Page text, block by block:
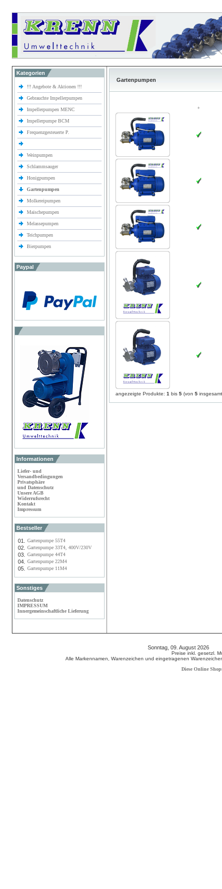
Kategorien
!!! Angebote & Aktionen !!!
Gebrauchte Impellerpumpen
Impellerpumpen MENC
Impellerpumpe BCM
Frequenzgesteuerte P.
Weinpumpen
Schlammsauger
Honigpumpen
Gartenpumpen
Molkereipumpen
Maischepumpen
Melassepumpen
Teichpumpen
Bierpumpen
Paypal
Informationen
Liefer- und
Versandbedingungen
Privatsphäre
und Datenschutz
Unsere AGB
Widerrufsrecht
Kontakt
Impressum
Bestseller
01. Gartenpumpe 55T4
02. Gartenpumpe 33T4, 400V/230V
03. Gartenpumpe 44T4
04. Gartenpumpe 22M4
05. Gartenpumpe 11M4
Sonstiges
Datenschutz
IMPRESSUM
Innergemeinschaftliche Lieferung
Gartenpumpen
+
angezeigte Produkte: 1 bis 5 (von 5
Sonntag, 09. August 2026
Preise inkl. gesetzl.
Alle Markennamen, Warenzeichen und eingetragenen
Diese Online